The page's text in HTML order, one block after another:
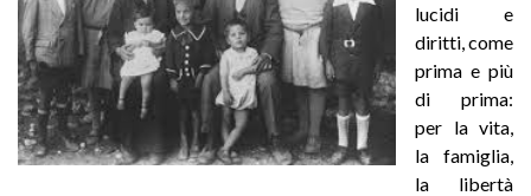
lucidi e
diritti, come
prima e più
di prima:
per la vita,
la famiglia,
la libertà